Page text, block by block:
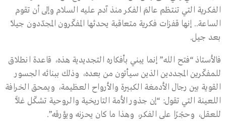
الفكرية التي تنتظم عالمَ الفكر منذ آدم عليه السلام وإلى أن تقوم
الساعة.. إنها قفزات فكرية متعاقبة يحدثها المفكّرون المجدّدون جيلاً
بعد جيل.
فالأستاذ “فتح الله” إنما يبني بأفكاره التجديدية هذه، قاعدة انطلاق
للمفكّرين المجددين الذين سيأتون من بعده، وذلك ببنائه الجسور
القوية بين رجال الأدمغة الكبيرة والأرواح العظيمة، ويمحق الخرافة
اللعينة التي تقول: “إن جذور الأمة التاريخية والروحية تشكّل غلاًّ
للعقل، وحجْرًا على الفكر، وهذا ما كان يحزنه ويؤرقه”.